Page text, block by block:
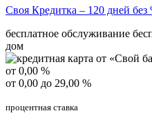
Своя Кредитка – 120 дней без
бесплатное обслуживание
дом
от 0,00 %
от 0,00 до 29,00 %
процентная ставка